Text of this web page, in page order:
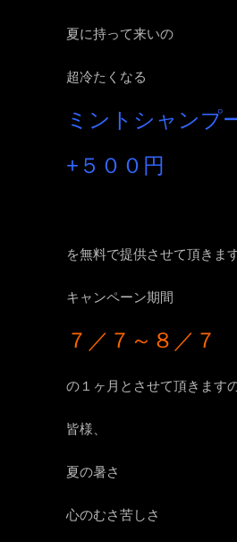
夏に持って来いの
超冷たくなる
ミントシャンプ
+５００円
を無料で提供させて頂きま
キャンペーン期間
７／７～８／７
の１ヶ月とさせて頂きます
皆様、
夏の暑さ
心のむさ苦しさ